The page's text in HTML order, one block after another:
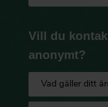
Vill du
anonymt?